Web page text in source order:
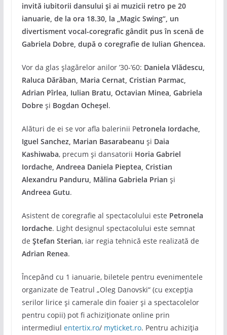
invită iubitorii dansului şi ai muzicii retro pe 20
ianuarie, de la ora 18.30, la „Magic Swing“, un
divertisment vocal-coregrafic gândit pus în scenă de
Gabriela Dobre, după o coregrafie de Iulian Ghencea.
Vor da glas şlagărelor anilor ’30-’60: Daniela Vlădescu,
Raluca Dărăban, Maria Cernat, Cristian Parmac,
Adrian Pîrlea, Iulian Bratu, Octavian Minea, Gabriela
Dobreşi Bogdan Ocheşel.
Alături de ei se vor afla balerinii Petronela Iordache,
Iguel Sanchez, Marian Basarabeanu şi Daia
Kashiwaba, precum şi dansatorii Horia Gabriel
Iordache, Andreea Daniela Pieptea, Cristian
Alexandru Panduru, Mălina Gabriela Prian şi
Andreea Gutu.
Asistent de coregrafie al spectacolului este Petronela
Iordache. Light designul spectacolului este semnat
de Ștefan Sterian, iar regia tehnică este realizată de
Adrian Renea.
Începând cu 1 ianuarie, biletele pentru evenimentele
organizate de Teatrul „Oleg Danovski“ (cu excepția
serilor lirice și camerale din foaier și a spectacolelor
pentru copii) pot fi achiziționate online prin
intermediul entertix.ro/ myticket.ro. Pentru achiziția